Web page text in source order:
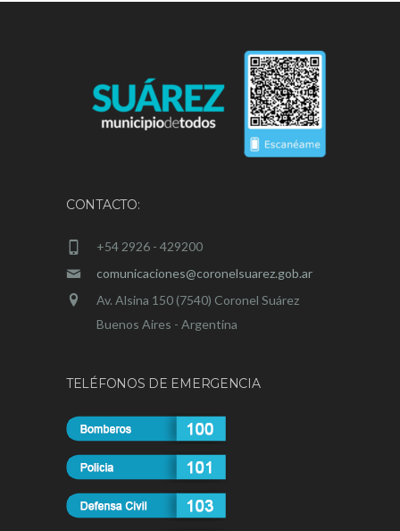
CONTACTO:
+54 2926 - 429200
comunicaciones@coronelsuarez.gob.ar
Av. Alsina 150 (7540) Coronel Suárez
Buenos Aires - Argentina
TELÉFONOS DE EMERGENCIA